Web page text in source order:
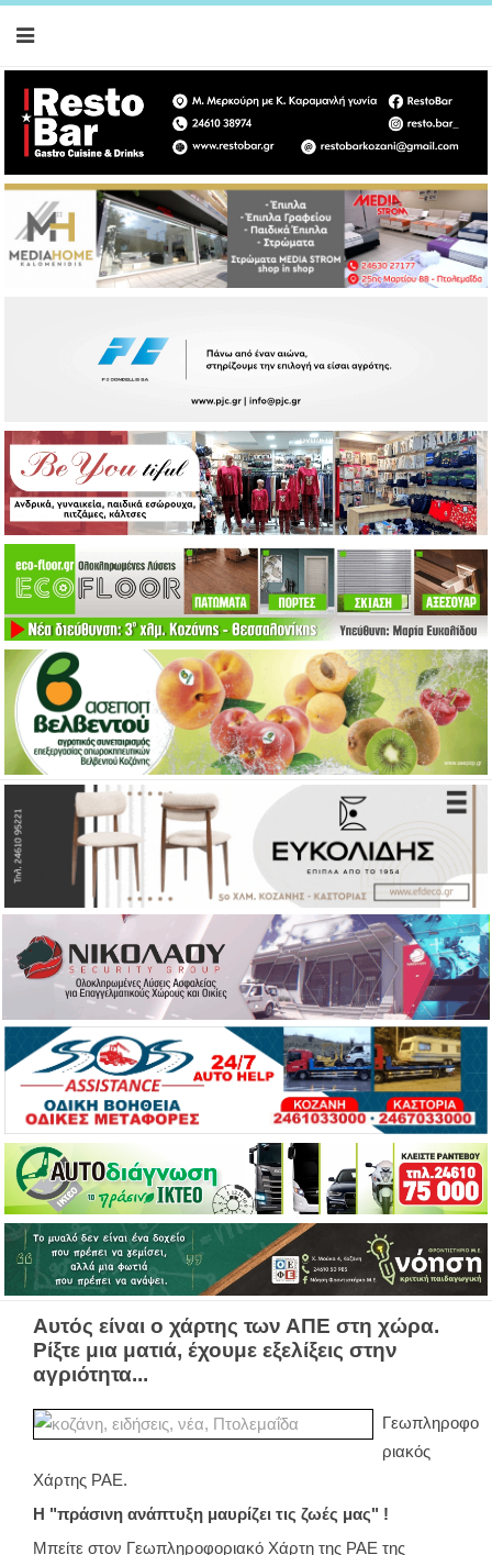
Αυτός είναι ο χάρτης των ΑΠΕ στη χώρα.
Ρίξτε μια ματιά, έχουμε εξελίξεις στην
αγριότητα...
Γεωπληροφο
ριακός
Χάρτης ΡΑΕ.
Η "πράσινη ανάπτυξη μαυρίζει τις ζωές μας" !
Μπείτε στον Γεωπληροφοριακό Χάρτη της ΡΑΕ της